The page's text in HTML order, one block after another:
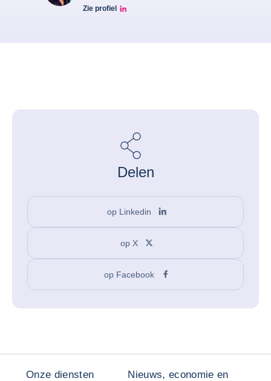
Zie profiel
Eve barré linkedin
Delen
op Linkedin
op X
op Facebook
Onze diensten
Nieuws, economie en